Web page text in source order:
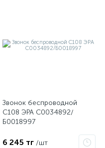
Звонок беспроводной
C108 ЭРА C0034892/
Б0018997
6 245 тг /шт